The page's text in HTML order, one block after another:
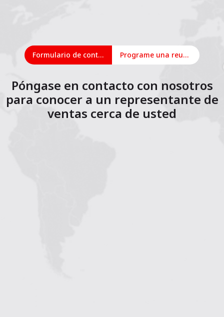
Formulario de contacto Programe una reunión en línea
Póngase en contacto con nosotros
para conocer a un representante de
ventas cerca de usted